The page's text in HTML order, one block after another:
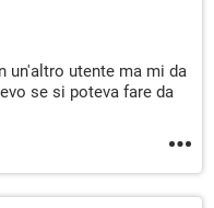
un'altro utente ma mi da
se si poteva fare da